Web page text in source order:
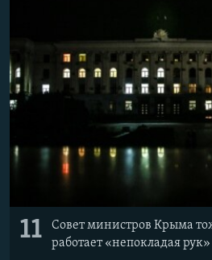
11
Совет министров Крыма
работает «непокладая